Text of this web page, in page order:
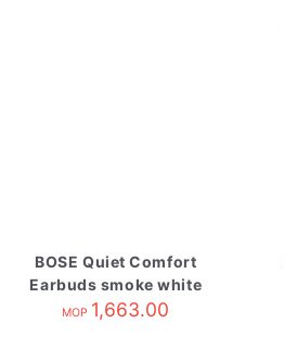
BOSE Quiet Comfort
Earbuds smoke white
MOP 1,663.00